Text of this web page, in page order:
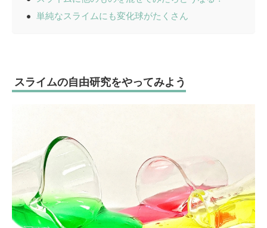
単純なスライムにも変化球がたくさん
スライムの自由研究をやってみよう